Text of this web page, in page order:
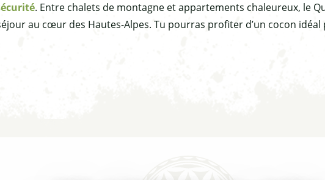
. Entre chalets de montagne et appartements chaleureux, le
au cœur des Hautes-Alpes. Tu pourras profiter d’un cocon